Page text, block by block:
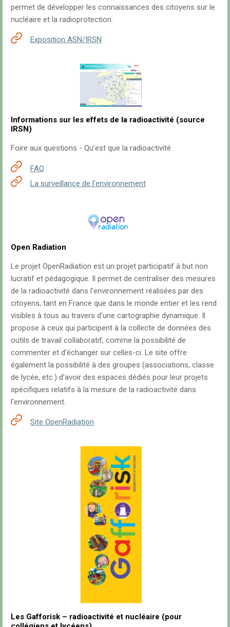
permet de développer les connaissances des citoyens sur le
nucléaire et la radioprotection.
Exposition ASN/IRSN
Informations sur les effets de la radioactivité (source
IRSN)
Foire aux questions - Qu’est que la radioactivité
FAQ
La surveillance de l’environnement
Open Radiation
Le projet OpenRadiation est un projet participatif à but non
lucratif et pédagogique. Il permet de centraliser des mesures
de la radioactivité dans l'environnement réalisées par des
citoyens, tant en France que dans le monde entier et les rend
visibles à tous au travers d'une cartographie dynamique. Il
propose à ceux qui participent à la collecte de données des
outils de travail collaboratif, comme la possibilité de
commenter et d'échanger sur celles-ci. Le site offre
également la possibilité à des groupes (associations, classe
de lycée, etc.) d'avoir des espaces dédiés pour leur projets
spécifiques relatifs à la mesure de la radioactivité dans
l'environnement.
Site OpenRadiation
Les Gafforisk – radioactivité et nucléaire (pour